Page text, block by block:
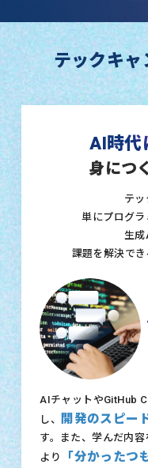
テックキャ
AI時代
身につ
テッ
単にプログラ
生
課題を解決でき
AIチャットやGitHub
し、
開発のスピー
す。また、学んだ内
より
「分かったつ